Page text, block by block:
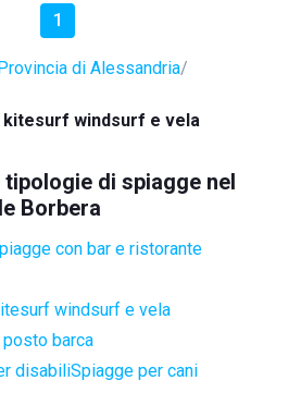
1
di Alessandria
windsurf e vela
di spiagge nel
Borbera
con bar e ristorante
windsurf e vela
barca
disabiliSpiagge per cani